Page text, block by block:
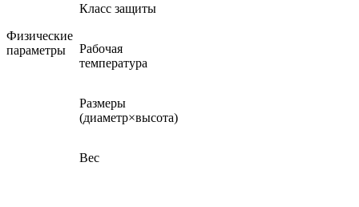
Физические
параметры
Класс защиты
Рабочая
температура
Размеры
(диаметр×высота)
Вес